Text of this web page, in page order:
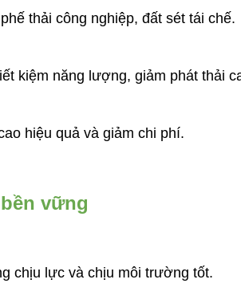
thải công nghiệp, đất sét tái chế.
kiệm năng lượng, giảm phát thải
hiệu quả và giảm chi phí.
vững
chịu lực và chịu môi trường tốt.